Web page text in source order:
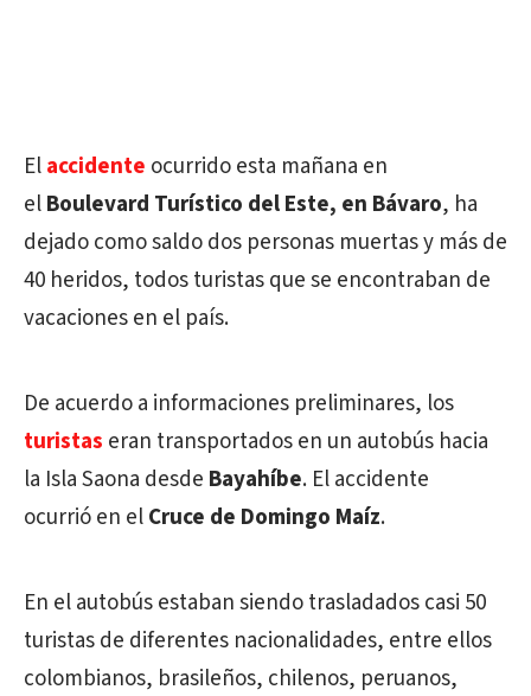
Elaccidente ocurrido esta mañana en
elBoulevard Turístico del Este, en Bávaro, ha
dejado como saldo dos personas muertas y más de
40 heridos, todos turistas que se encontraban de
vacaciones en el país.
De acuerdo a informaciones preliminares, los
turistas eran transportados en un autobús hacia
la Isla Saona desde Bayahíbe. El accidente
ocurrió en elCruce de Domingo Maíz.
En el autobús estaban siendo trasladados casi 50
turistas de diferentes nacionalidades, entre ellos
colombianos, brasileños, chilenos, peruanos,